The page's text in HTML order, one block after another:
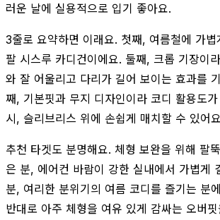
러운 날에 실용적으로 입기 좋아요.
3줄로 요약하면 이래요. 첫째, 여름철에 가
팔 시스루 카디건이에요. 둘째, 크롭 기장이
와 잘 어울리고 다리가 길어 보이는 효과를
째, 기본핏과 무지 디자인이라 코디 활용도
시, 슬리브리스 위에 손쉽게 매치할 수 있어
추천 타겟도 분명해요. 체형 보완을 위해 팔
은 분, 에어컨 바람이 강한 실내에서 가볍게
분, 여리한 분위기의 여름 코디를 즐기는 분
반대로 아주 체형을 여유 있게 감싸는 오버